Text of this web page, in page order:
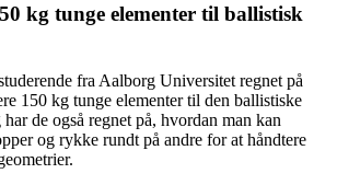
kg tunge elementer til ballistisk
fra Aalborg Universitet regnet på
150 kg tunge elementer til den ballistiske
de også regnet på, hvordan man kan
og rykke rundt på andre for at håndtere